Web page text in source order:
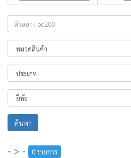
ค้นหา
- > - 0 รายการ